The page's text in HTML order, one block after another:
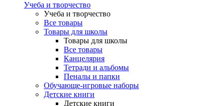
Учеба и творчество
Учеба и творчество
Все товары
Товары для школы
Товары для школы
Все товары
Канцелярия
Тетради и альбомы
Пеналы и папки
Обучающе-игровые наборы
Детские книги
Детские книги